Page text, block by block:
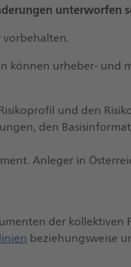
unterworfen
können urheber- und
und den
den
Anleger in
der kollektiven
beziehungsweise